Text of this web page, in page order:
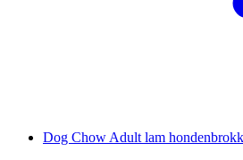
Dog Chow Adult lam